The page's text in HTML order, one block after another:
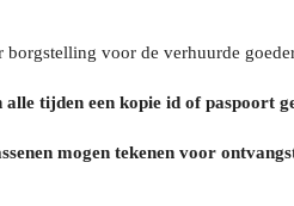
borgstelling voor de verhuurde
tijden een kopie id of paspoort
mogen tekenen voor